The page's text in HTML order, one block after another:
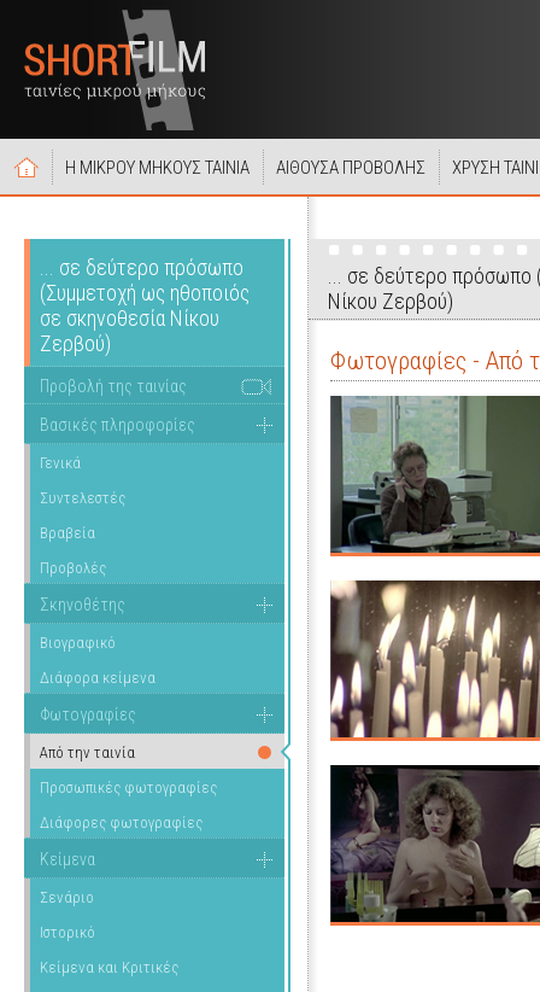
Η ΜΙΚΡΟΥ ΜΗΚΟΥΣ ΤΑΙΝΙΑ ΑΙΘΟΥΣΑ ΠΡΟΒΟΛΗΣ ΧΡΥΣΗ
... σε δεύτερο πρόσωπο
(Συμμετοχή ως ηθοποιός
σε σκηνοθεσία Νίκου
Ζερβού)
Προβολή της ταινίας
Βασικές πληροφορίες
Γενικά
Συντελεστές
Βραβεία
Προβολές
Σκηνοθέτης
Βιογραφικό
Διάφορα κείμενα
Φωτογραφίες
Από την ταινία
Προσωπικές φωτογραφίες
Διάφορες φωτογραφίες
Κείμενα
Σενάριο
Ιστορικό
Κείμενα και Κριτικές
... σε δεύτερο
Νίκου Ζερβού)
Φωτογραφίες - Από